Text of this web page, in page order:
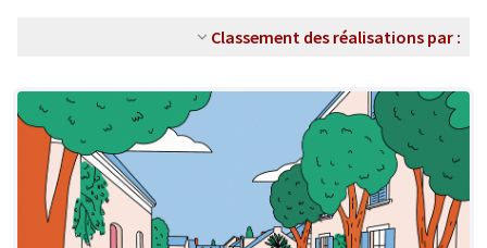
Classement des réalisations par :